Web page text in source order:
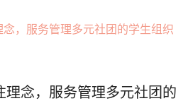
理念，服务管理多元社团的